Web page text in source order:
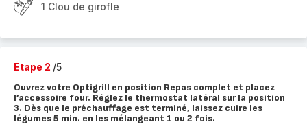
1 Clou de girofle
Etape 2 /5
Ouvrez votre Optigrill en position Repas complet et placez
l’accessoire four. Réglez le thermostat latéral sur la position
3. Dès que le préchauffage est terminé, laissez cuire les
légumes 5 min. en les mélangeant 1 ou 2 fois.